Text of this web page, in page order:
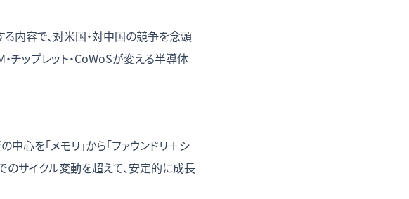
内容で、対米国・対中国の競争を念頭
ップレット・CoWoSが変える半導体
を「メモリ」から「ファウンドリ＋シ
のサイクル変動を超えて、安定的に成長